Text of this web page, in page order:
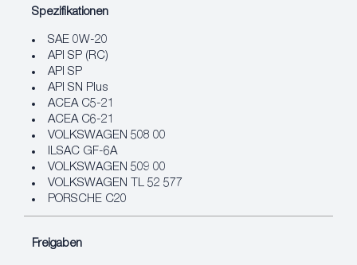
Spezifikationen
SAE 0W-20
API SP (RC)
API SP
API SN Plus
ACEA C5-21
ACEA C6-21
VOLKSWAGEN 508 00
ILSAC GF-6A
VOLKSWAGEN 509 00
VOLKSWAGEN TL 52 577
PORSCHE C20
Freigaben